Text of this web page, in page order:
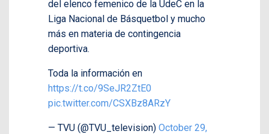
del elenco femenico de la UdeC en la
Liga Nacional de Básquetbol y mucho
más en materia de contingencia
deportiva.
Toda la información en
https://t.co/9SeJR2ZtE0
pic.twitter.com/CSXBz8ARzY
— TVU (@TVU_television) October 29,